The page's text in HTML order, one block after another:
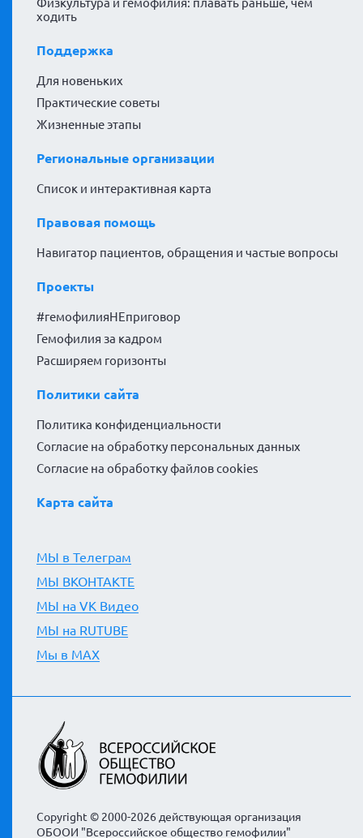
Физкультура и гемофилия: плавать раньше, чем
ходить
Поддержка
Для новеньких
Практические советы
Жизненные этапы
Региональные организации
Список и интерактивная карта
Правовая помощь
Навигатор пациентов, обращения и частые вопросы
Проекты
#гемофилияНЕприговор
Гемофилия за кадром
Расширяем горизонты
Политики сайта
Политика конфиденциальности
Согласие на обработку персональных данных
Согласие на обработку файлов cookies
Карта сайта
МЫ в Телеграм
МЫ ВКОНТАКТЕ
МЫ на VK Видео
МЫ на RUTUBE
Мы в MAX
Copyright © 2000-2026 действующая организация
ОБООИ "Всероссийское общество гемофилии"